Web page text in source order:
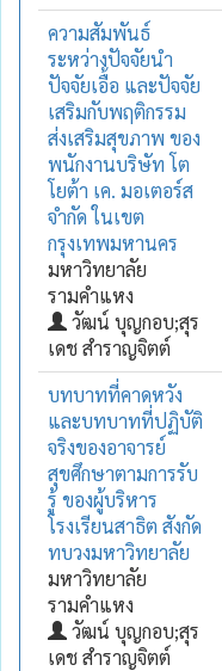
ความสัมพันธ์
ระหว่างปัจจัยนำ
ปัจจัยเอื้อ และปัจจัย
เสริมกับพฤติกรรม
ส่งเสริมสุขภาพ ของ
พนักงานบริษัท โต
โยต้า เค. มอเตอร์ส
จำกัด ในเขต
กรุงเทพมหานคร
มหาวิทยาลัย
รามคำแหง
วัฒน์ บุญกอบ;สุร
เดช สำราญจิตต์
บทบาทที่คาดหวัง
และบทบาทที่ปฏิบัติ
จริงของอาจารย์
สุขศึกษาตามการรับ
รู้ ของผู้บริหาร
โรงเรียนสาธิต สังกัด
ทบวงมหาวิทยาลัย
มหาวิทยาลัย
รามคำแหง
วัฒน์ บุญกอบ;สุร
เดช สำราญจิตต์